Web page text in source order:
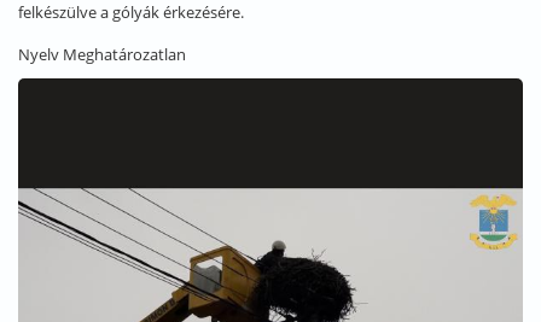
felkészülve a gólyák érkezésére.
Nyelv Meghatározatlan